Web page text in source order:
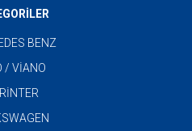
BENZ
/ VİANO